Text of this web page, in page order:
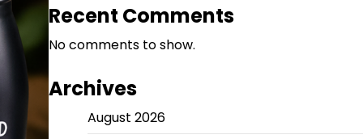
Recent Comments
No comments to show.
Archives
August 2026